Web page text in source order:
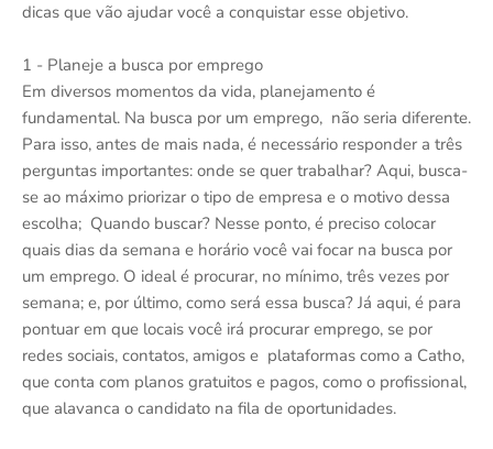
dicas que vão ajudar você a conquistar esse objetivo.
1 - Planeje a busca por emprego
Em diversos momentos da vida, planejamento é
fundamental. Na busca por um emprego, não seria diferente.
Para isso, antes de mais nada, é necessário responder a três
perguntas importantes: onde se quer trabalhar? Aqui, busca-
se ao máximo priorizar o tipo de empresa e o motivo dessa
escolha; Quando buscar? Nesse ponto, é preciso colocar
quais dias da semana e horário você vai focar na busca por
um emprego. O ideal é procurar, no mínimo, três vezes por
semana; e, por último, como será essa busca? Já aqui, é para
pontuar em que locais você irá procurar emprego, se por
redes sociais, contatos, amigos e plataformas como a Catho,
que conta com planos gratuitos e pagos, como o profissional,
que alavanca o candidato na fila de oportunidades.